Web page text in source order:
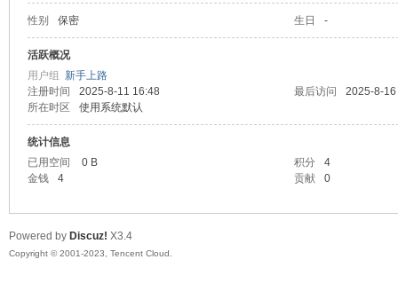
性别 保密 生日 -
活跃概况
用户组 新手上路
注册时间
2025-8-11 16:48 最后访问
2025-8-
所在时区
使用系统默认
统计信息
已用空间
0 B 积分
4
金钱
4 贡献 0
Powered by Discuz! X3.4
Copyright © 2001-2023, Tencent Cloud.